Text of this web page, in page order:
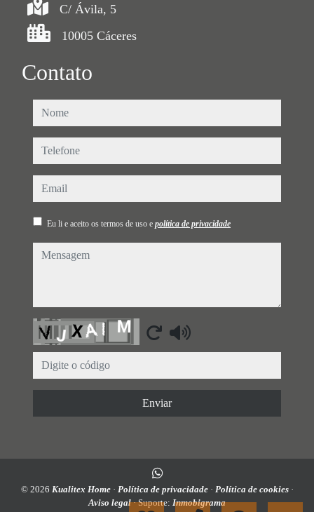
C/ Ávila, 5
10005 Cáceres
Contato
nome
telefone
email
Eu li e aceito os termos de uso e política de privacidade
mensagem
Captcha
Enviar
© 2026 Kualitex Home · Política de privacidade · Política de cookies ·
Aviso legal· Suporte: Inmobigrama